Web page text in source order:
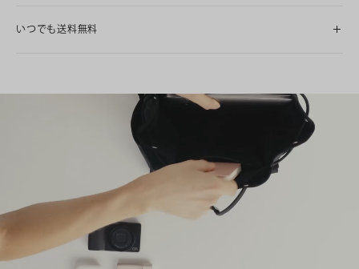
いつでも送料無料